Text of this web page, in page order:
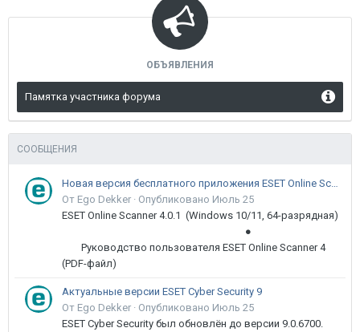
ОБЪЯВЛЕНИЯ
Памятка участника форума
СООБЩЕНИЯ
Новая версия бесплатного приложения ESET Online Scanner доступна пользователям
От Ego Dekker · Опубликовано Июль 25
ESET Online Scanner 4.0.1 (Windows 10/11, 64-разрядная)
●
Руководство пользователя ESET Online Scanner 4
(PDF-файл)
Актуальные версии ESET Cyber Security 9
От Ego Dekker · Опубликовано Июль 25
ESET Cyber Security был обновлён до версии 9.0.6700.